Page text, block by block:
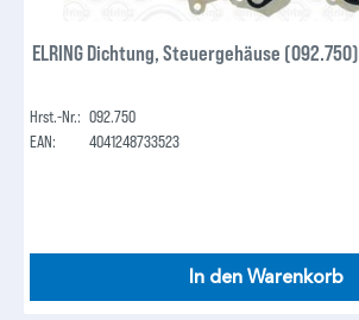
ELRING Dichtung, Steuergehäuse (092.750)
Hrst.-Nr.: 092.750
EAN:
4041248733523
In den Warenkorb